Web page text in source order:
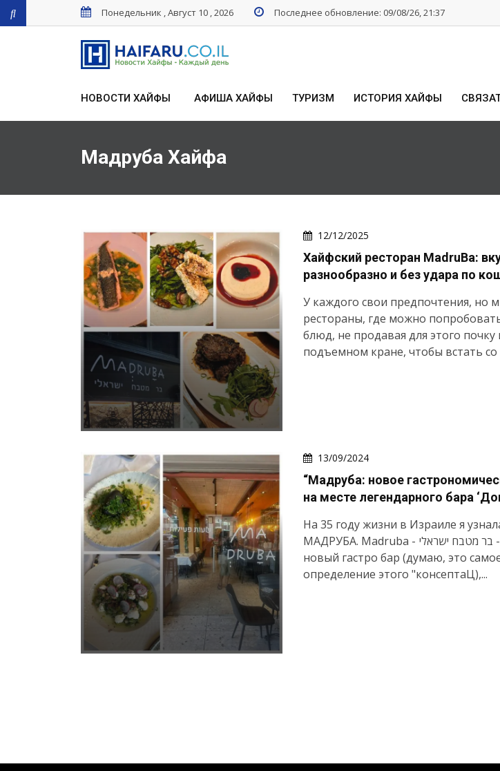
Понедельник , Август 10 , 2026 Последнее обновление: 09/08/26, 21:37
НОВОСТИ ХАЙФЫ АФИША ХАЙФЫ ТУРИЗМ ИСТОРИЯ ХАЙФЫ
Мадруба Хайфа
12/12/2025
Хайфский ресторан MadruBa:
разнообразно и без удара по
У каждого свои предпочтения, но
рестораны, где можно
блюд, не продавая для этого почку
подъемном кране, чтобы встать со
13/09/2024
“Мадруба: новое
на месте легендарного бара
На 35 году жизни в Израиле я
МАДРУБА. Madruba - מדרובה - בר מטבח ישראלי - это
новый гастро бар (думаю, это
определение этого "консептаЦ),...